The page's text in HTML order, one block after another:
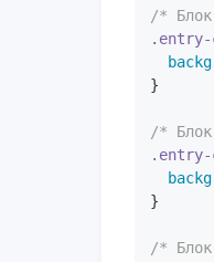
/*
.entry-
}
/*
.entry-
}
/*